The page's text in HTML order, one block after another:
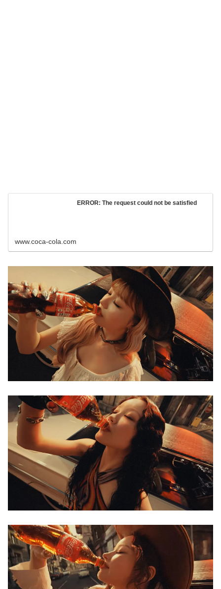
ERROR: The request could not be satisfied
www.coca-cola.com